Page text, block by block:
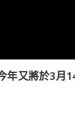
又將於3月